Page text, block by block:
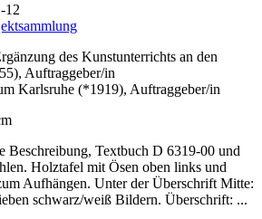
12
des Kunstunterrichts an den
Auftraggeber/in
Karlsruhe (*1919), Auftraggeber/in
Beschreibung, Textbuch D 6319-00 und
Holztafel mit Ösen oben links und
Aufhängen. Unter der Überschrift Mitte:
schwarz/weiß Bildern. Überschrift: ...